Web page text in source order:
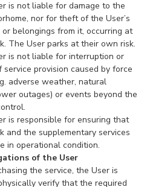
is not liable for damage to the
nor for theft of the User’s
or belongings from it, occurring at
The User parks at their own risk.
is not liable for interruption or
service provision caused by force
adverse weather, natural
outages) or events beyond the
is responsible for ensuring that
and the supplementary services
in operational condition.
of the User
the service, the User is
verify that the required